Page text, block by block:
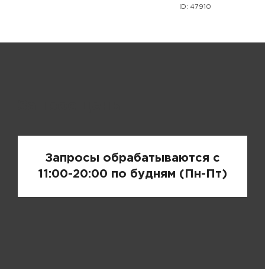
ID: 47910
Запросы обрабатываются с
11:00-20:00 по будням (Пн-Пт)